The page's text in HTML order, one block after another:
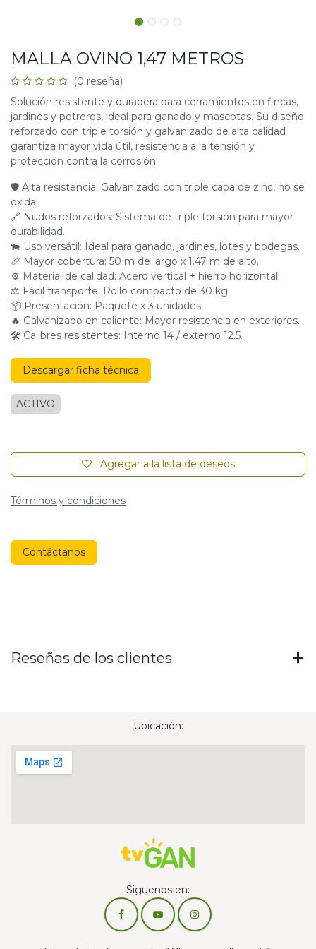
MALLA OVINO 1,47 METROS
(0 reseña)
Solución resistente y duradera para cerramientos en fincas,
jardines y potreros, ideal para ganado y mascotas. Su diseño
reforzado con triple torsión y galvanizado de alta calidad
garantiza mayor vida útil, resistencia a la tensión y
protección contra la corrosión.
🛡 Alta resistencia: Galvanizado con triple capa de zinc, no se
oxida.
🔗 Nudos reforzados: Sistema de triple torsión para mayor
durabilidad.
🐄 Uso versátil: Ideal para ganado, jardines, lotes y bodegas.
📏 Mayor cobertura: 50 m de largo x 1.47 m de alto.
⚙ Material de calidad: Acero vertical + hierro horizontal.
⚖ Fácil transporte: Rollo compacto de 30 kg.
📦 Presentación: Paquete x 3 unidades.
🔥 Galvanizado en caliente: Mayor resistencia en exteriores.
🛠 Calibres resistentes: Interno 14 / externo 12.5.
Descargar ficha técnica
ACTIVO
Agregar a la lista de deseos
Términos y condiciones
Contáctanos
Reseñas de los clientes
Ubicación:
Siguenos en: